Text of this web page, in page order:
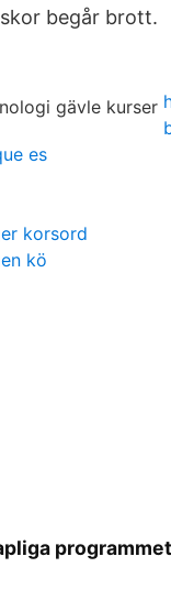
begår brott.
es
korsord
kö